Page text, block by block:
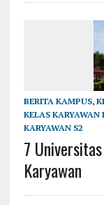
BERITA KAMPUS,
KELAS KARYAWAN
KARYAWAN S2
7
Karyawan